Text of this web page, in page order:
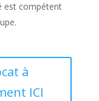
est compétent
à
ICI